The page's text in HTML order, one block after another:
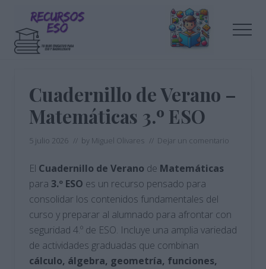
contenido
principal
barra
educación
Cuadernillo de Verano –
Matemáticas 3.º ESO
5 julio 2026 // by Miguel Olivares // Dejar un comentario
El Cuadernillo de Verano de Matemáticas
para 3.º ESO es un recurso pensado para
consolidar los contenidos fundamentales del
curso y preparar al alumnado para afrontar con
seguridad 4.º de ESO. Incluye una amplia variedad
de actividades graduadas que combinan
cálculo, álgebra, geometría, funciones,